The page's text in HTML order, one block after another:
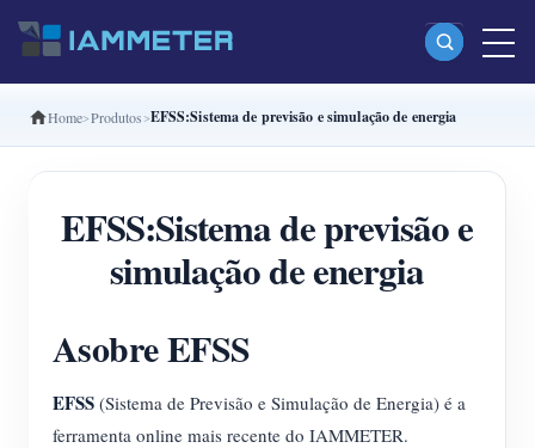
Produtos
Fase dividida Medidor de energia Wi-Fi (WEM2067)
Trifásico Medidor de energia Wi-Fi (WEM3080T)
Trifásico Medidor de energia Wi-Fi (WEM3050T)
Controlador de potência WiFi
Home Produtos EFSS:Sistema de previsão e simulação de energia
EFSS:Sistema de previsão e
simulação de energia
Asobre EFSS
EFSS (Sistema de Previsão e Simulação de Energia) é a
ferramenta online mais recente do IAMMETER.